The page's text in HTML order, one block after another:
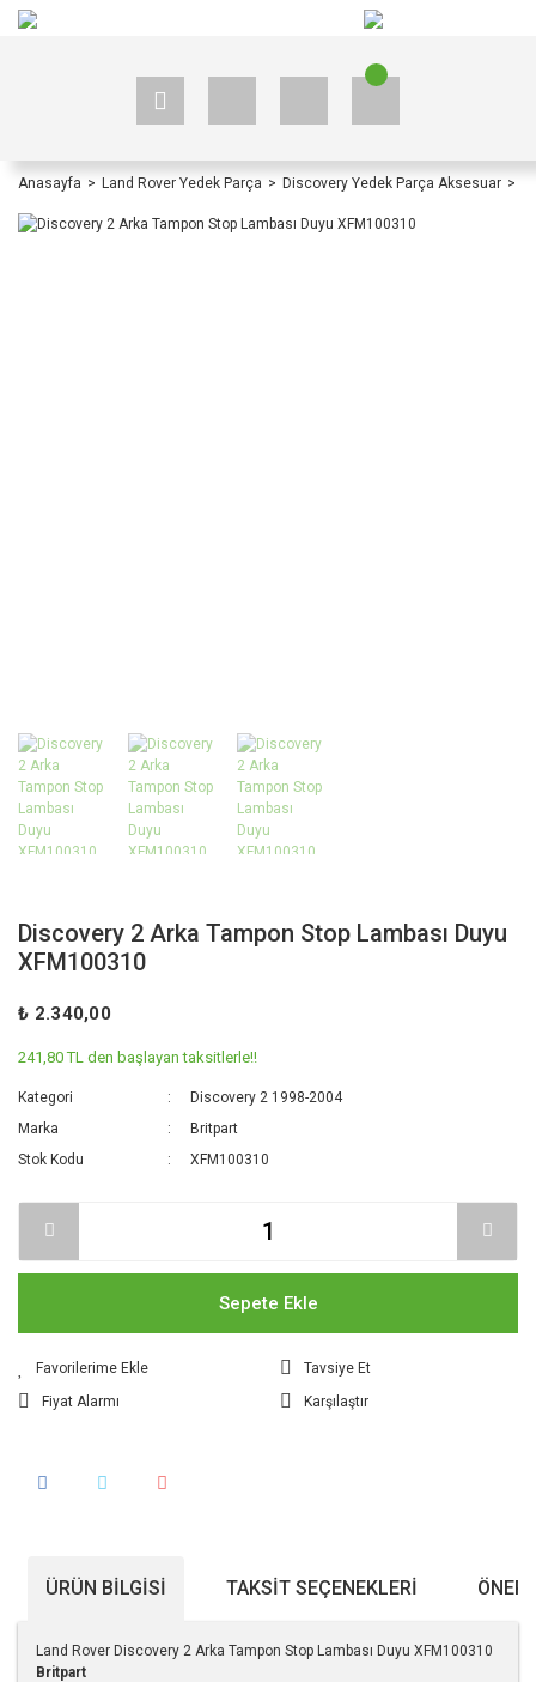
Anasayfa Land Rover Yedek Parça Discovery Yedek Parça Aksesuar
Discovery 2 Arka Tampon Stop Lambası Duyu
XFM100310
₺ 2.340,00
241,80 TL den başlayan taksitlerle!!
Kategori
Discovery 2 1998-2004
Marka
Britpart
Stok Kodu
XFM100310
Sepete Ekle
Tavsiye Et
Fiyat Alarmı
Karşılaştır
ÜRÜN BILGISI TAKSIT SEÇENEKLERI
Land Rover Discovery 2 Arka Tampon Stop Lambası Duyu XFM100310
Britpart